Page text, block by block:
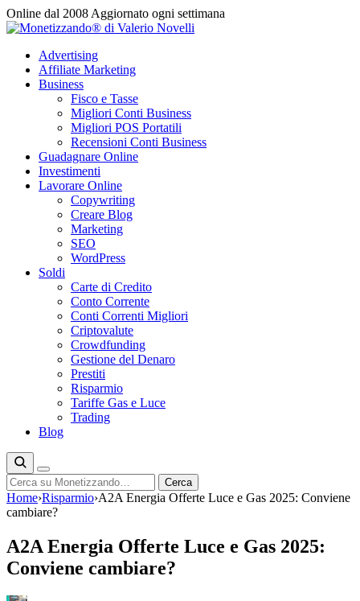
Vai
al
Online dal 2008 Aggiornato ogni settimana
Advertising
Affiliate Marketing
Business
Fisco e Tasse
Migliori Conti Business
Migliori POS Portatili
Recensioni Conti Business
Guadagnare Online
Investimenti
Lavorare Online
Copywriting
Creare Blog
Marketing
SEO
WordPress
Soldi
Carte di Credito
Conto Corrente
Conti Correnti Migliori
Criptovalute
Crowdfunding
Gestione del Denaro
Prestiti
Risparmio
Tariffe Gas e Luce
Trading
Blog
Cerca Cerca
Home›Risparmio›A2A Energia Offerte Luce e Gas 2025: Conviene
cambiare?
A2A Energia Offerte Luce e Gas 2025:
Conviene cambiare?